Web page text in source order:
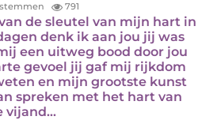
791
de sleutel van mijn hart in
denk ik aan jou jij was
een uitweg bood door jou
gevoel jij gaf mij rijkdom
en mijn grootste kunst
spreken met het hart van
vijand…